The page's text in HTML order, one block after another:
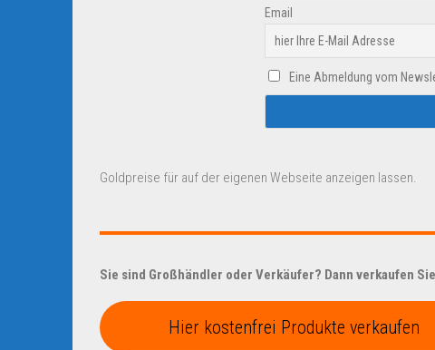
Email
Eine Abmeldung vom
Goldpreise für auf der eigenen Webseite anzeigen lassen.
Sie sind Großhändler oder Verkäufer? Dann verkaufen
Hier kostenfrei Produkte verkaufen